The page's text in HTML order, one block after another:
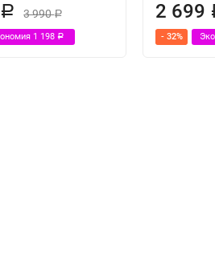
Р 3 990Р
1 198Р
2 699
- 32%